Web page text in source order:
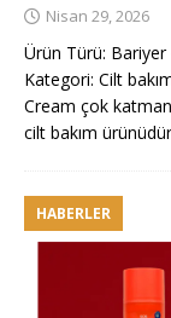
Nisan 29, 2026
Ürün Türü: Bariyer
Kategori: Cilt
Cream çok
cilt bakım
HABERLER